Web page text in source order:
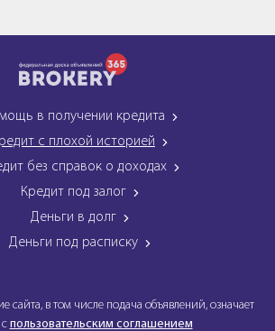
в получении кредита
с плохой историей
без справок о доходах
Кредит под залог
Деньги в долг
Деньги под расписку
сайта, в том числе подача объявлений, означает
пользовательским соглашением